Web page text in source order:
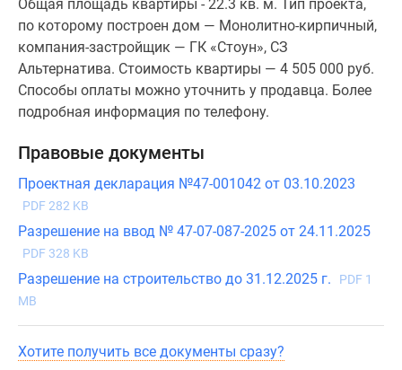
Общая площадь квартиры - 22.3 кв. м. Тип проекта,
по которому построен дом — Монолитно-кирпичный,
компания-застройщик — ГК «Стоун», СЗ
Альтернатива. Стоимость квартиры — 4 505 000 руб.
Способы оплаты можно уточнить у продавца. Более
подробная информация по телефону.
Правовые документы
Проектная декларация №47-001042 от 03.10.2023
PDF 282 KB
Разрешение на ввод № 47-07-087-2025 от 24.11.2025
PDF 328 KB
Разрешение на строительство до 31.12.2025 г.
PDF 1
MB
Хотите получить все документы сразу?